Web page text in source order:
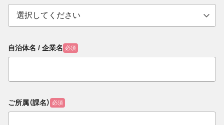
自治体名 / 企業名 必須
ご所属（課名） 必須